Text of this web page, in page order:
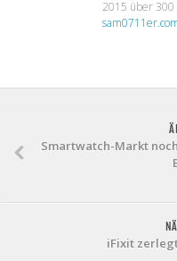
2015 über 300
Smartwatch-Markt
iFixit